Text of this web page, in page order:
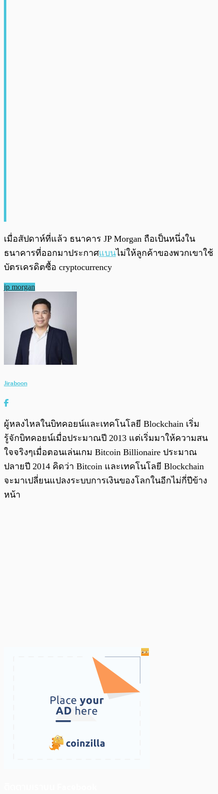
เมื่อสัปดาห์ที่แล้ว ธนาคาร JP Morgan ถือเป็นหนึ่งใน
ธนาคารที่ออกมาประกาศแบนไม่ให้ลูกค้าของพวกเขาใช้
บัตรเครดิตซื้อ cryptocurrency
jp morgan
Jiraboon
ผู้หลงไหลในบิทคอยน์และเทคโนโลยี Blockchain เริ่ม
รู้จักบิทคอยน์เมื่อประมาณปี 2013 แต่เริ่มมาให้ความสน
ใจจริงๆเมื่อตอนเล่นเกม Bitcoin Billionaire ประมาณ
ปลายปี 2014 คิดว่า Bitcoin และเทคโนโลยี Blockchain
จะมาเปลี่ยนแปลงระบบการเงินของโลกในอีกไม่กี่ปีข้าง
หน้า